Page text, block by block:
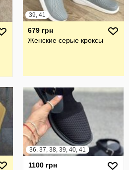
39, 41
679 грн
Женские серые кроксы
36, 37, 38, 39, 40, 41
1100 грн